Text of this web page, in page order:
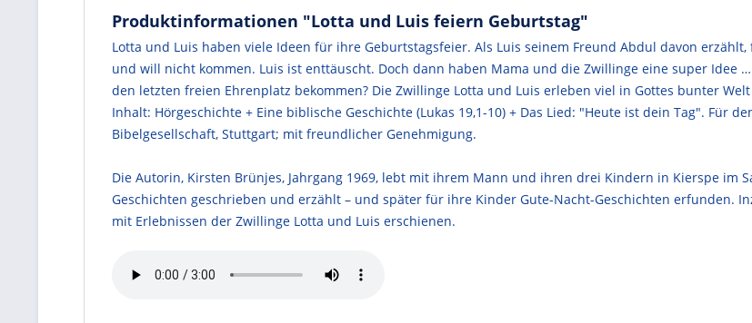
Produktinformationen "Lotta und Luis feiern Geburtstag"
Lotta und Luis haben viele Ideen für ihre Geburtstagsfeier. Als Luis seinem Freund Abdul davon
und will nicht kommen. Luis ist enttäuscht. Doch dann haben Mama und die Zwillinge eine super Idee
den letzten freien Ehrenplatz bekommen? Die Zwillinge Lotta und Luis erleben viel in Gottes bunter
Inhalt: Hörgeschichte + Eine biblische Geschichte (Lukas 19,1-10) + Das Lied: "Heute ist dein Tag". Für
Bibelgesellschaft, Stuttgart; mit freundlicher Genehmigung.
Die Autorin, Kirsten Brünjes, Jahrgang 1969, lebt mit ihrem Mann und ihren drei Kindern in Kierspe im
Geschichten geschrieben und erzählt – und später für ihre Kinder Gute-Nacht-Geschichten erfunden.
mit Erlebnissen der Zwillinge Lotta und Luis erschienen.